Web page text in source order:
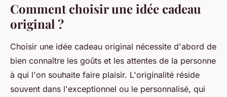
Comment choisir une idée cadeau
original ?
Choisir une idée cadeau original nécessite d'abord de
bien connaître les goûts et les attentes de la personne
à qui l'on souhaite faire plaisir. L'originalité réside
souvent dans l'exceptionnel ou le personnalisé, qui